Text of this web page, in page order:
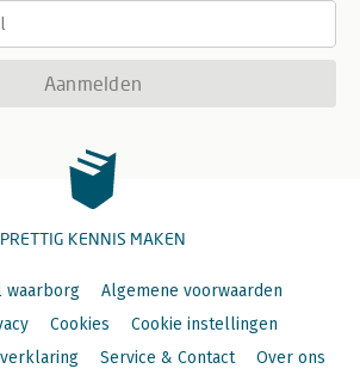
Aanmelden
PRETTIG KENNIS MAKEN
waarborg
Algemene voorwaarden
Cookies
Cookie instellingen
Service & Contact Over ons